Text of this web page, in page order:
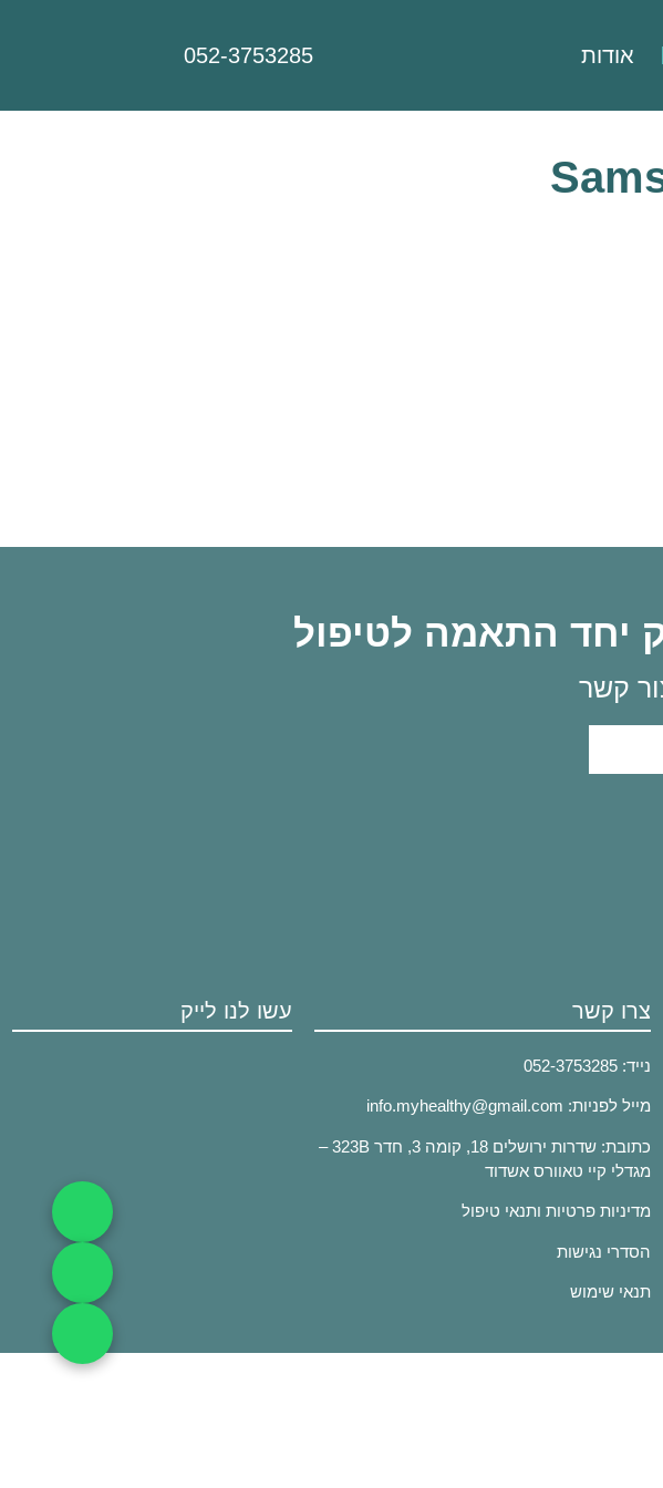
אודות 052-3753285
יחד התאמה לטיפול
קשר
צרו קשר
נייד: 052-3753285
מייל לפניות: info.myhealthy@gmail.com
כתובת: שדרות ירושלים 18, קומה 3, חדר 323B –
מגדלי קיי טאוורס אשדוד
מדיניות פרטיות ותנאי טיפול
הסדרי נגישות
תנאי שימוש
עשו לנו לייק